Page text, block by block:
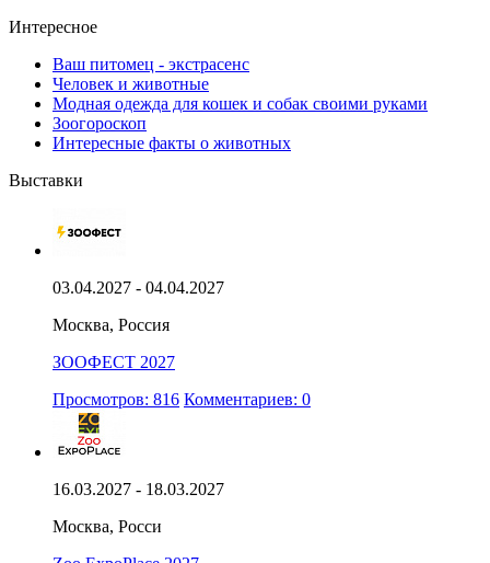
Интересное
Ваш питомец - экстрасенс
Человек и животные
Модная одежда для кошек и собак своими руками
Зоогороскоп
Интересные факты о животных
Выставки
03.04.2027 - 04.04.2027
Москва, Россия
ЗООФЕСТ 2027
Просмотров: 816 Комментариев: 0
16.03.2027 - 18.03.2027
Москва, Росси